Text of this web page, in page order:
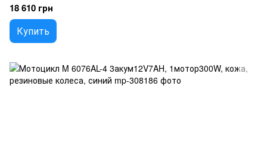
18 610 грн
Купить